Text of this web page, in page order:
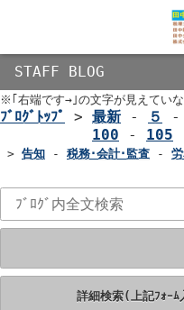
STAFF BLOG
※｢右端です→｣の文字が見えてい
ﾌﾞﾛｸﾞﾄｯﾌﾟ > 最新 - ５ -
100 - 105
> 告知 - 税務･会計･監査 -
詳細検索(上記ﾌｫｰﾑ